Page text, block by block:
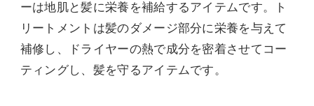
ーは地肌と髪に栄養を補給するアイテムです。ト
リートメントは髪のダメージ部分に栄養を与えて
補修し、ドライヤーの熱で成分を密着させてコー
ティングし、髪を守るアイテムです。